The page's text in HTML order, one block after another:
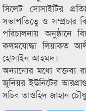
সিলেট সোসাইটির
সভাপতিত্বে ও
পরিচালনায় অনুষ্ঠানে
কলমযোদ্ধা লিয়াকত
হোসাইন আহমদ।
অন্যান্যের মধ্যে বক্তব্য
জুনিয়র ইউনিটের
সচিব তাওহিদ জাহান